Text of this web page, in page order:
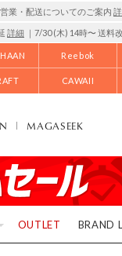
業・配送についてのご案内
詳細 ｜7/30 (木) 14時〜 送料
Reebok
CAWAII
MAGASEEK
OUTLET BRAND